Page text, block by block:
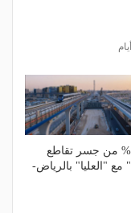
إنجاز 50% من جسر تقاطع
مع "العليا" بالرياض-